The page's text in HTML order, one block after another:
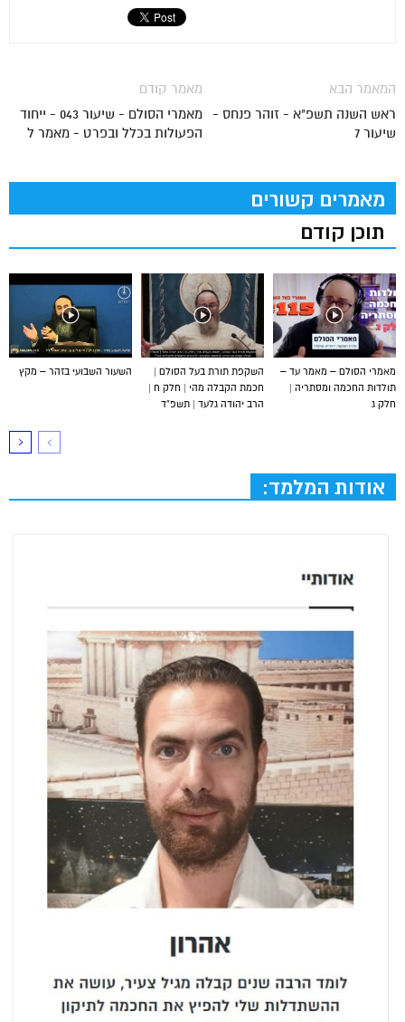
מאמר קודם
מאמרי הסולם - שיעור 043 - ייחוד
הפעולות בכלל ובפרט - מאמר ל
המאמר הבא
ראש השנה תשפ"א - זוהר פנחס -
שיעור 7
מאמרים קשורים
תוכן קודם
השעור השבועי בזהר – מקץ
השקפת תורת בעל הסולם |
חכמת הקבלה מהי | חלק ח |
הרב יהודה גלעד | תשפ”ד
מאמרי הסולם – מאמר עד –
תולדות החכמה ומסתריה |
חלק ג
אודות המלמד: